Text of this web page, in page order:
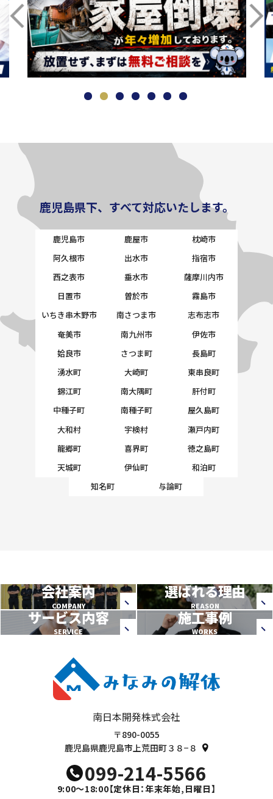
鹿児島県下、すべて対応いたします。
鹿児島市 鹿屋市
枕崎市
阿久根市
出水市
指宿市
西之表市
垂水市
薩摩川内市
日置市
曽於市
霧島市
いちき串木野市
南さつま市
志布志市
奄美市
南九州市
伊佐市
姶良市
さつま町
長島町
湧水町
大崎町
東串良町
錦江町
南大隅町
肝付町
中種子町
南種子町
屋久島町
大和村
宇検村
瀬戸内町
龍郷町
喜界町
徳之島町
天城町
伊仙町
和泊町
知名町
与論町
会社案内
COMPANY
選ばれる理由
REASON
サービス内容
SERVICE
施工事例
WORKS
南日本開発株式会社
〒890-0055
鹿児島県鹿児島市上荒田町３８−８
099-214-5566
9:00～18:00【定休日：年末年始,日曜日】